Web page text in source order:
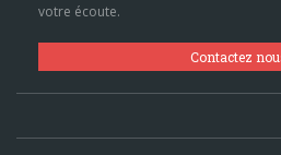
votre écoute.
Contactez